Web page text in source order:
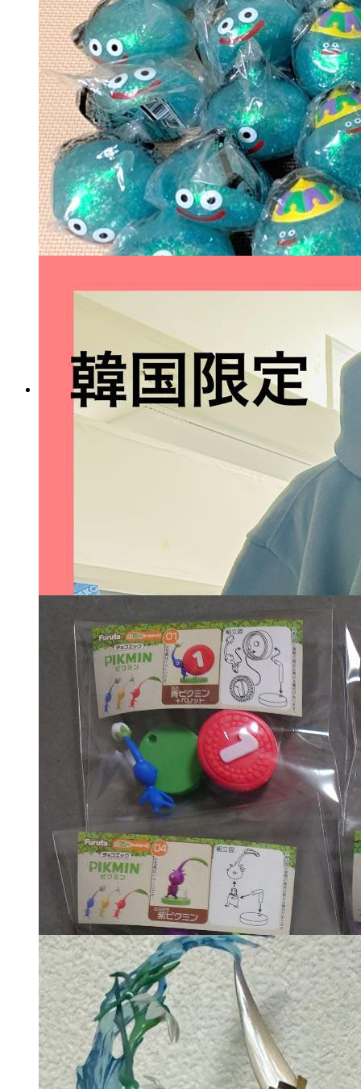
ドラゴンクエスト AM ぷに
ゅっとキラキラスライム ば